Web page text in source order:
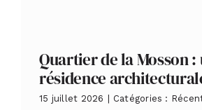
Quartier de la Mosson :
résidence
15 juillet 2026 | Catégories :